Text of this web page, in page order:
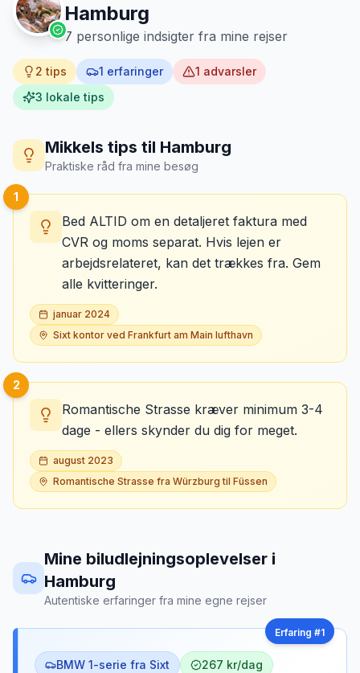
Hamburg
7 personlige indsigter fra mine rejser
2 tips 1 erfaringer 1 advarsler
3 lokale tips
Mikkels tips til Hamburg
Praktiske råd fra mine besøg
1
Bed ALTID om en detaljeret faktura med
CVR og moms separat. Hvis lejen er
arbejdsrelateret, kan det trækkes fra. Gem
alle kvitteringer.
januar 2024
Sixt kontor ved Frankfurt am Main lufthavn
2
Romantische Strasse kræver minimum 3-4
dage - ellers skynder du dig for meget.
august 2023
Romantische Strasse fra Würzburg til Füssen
Mine biludlejningsoplevelser i
Hamburg
Autentiske erfaringer fra mine egne rejser
Erfaring #1
BMW 1-serie fra Sixt
267 kr/dag